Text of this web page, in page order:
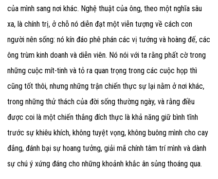
của mình sang nơi khác. Nghệ thuật của ông, theo một nghĩa sâu
xa, là chính trị, ở chỗ nó diễn đạt một viễn tượng về cách con
người nên sống: nó kín đáo phê phán các vị tướng và hoàng đế, các
ông trùm kinh doanh và diễn viên. Nó nói với ta rằng phất cờ trong
những cuộc mít-tinh và tỏ ra quan trọng trong các cuộc họp thì
cũng tốt thôi, nhưng những trận chiến thực sự lại nằm ở nơi khác,
trong những thử thách của đời sống thường ngày, và rằng điều
được coi là một chiến thắng đích thực là khả năng giữ bình tĩnh
trước sự khiêu khích, không tuyệt vọng, không buông mình cho cay
đắng, đánh bại sự hoang tưởng, giải mã chính tâm trí mình và dành
sự chú ý xứng đáng cho những khoảnh khắc ân sủng thoáng qua.